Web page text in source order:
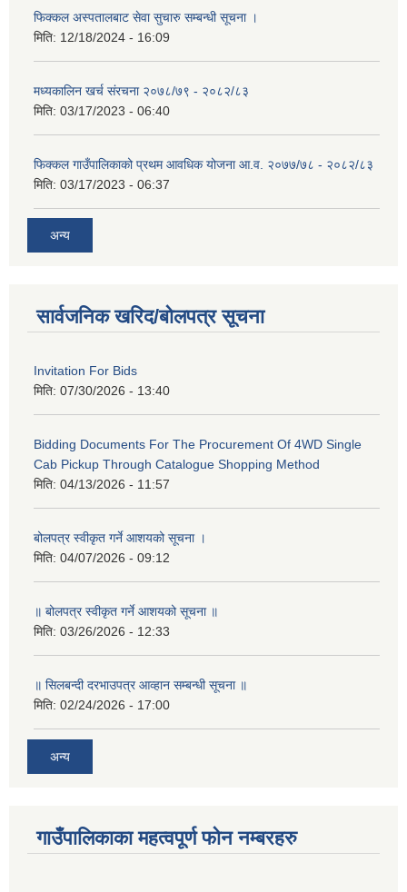
फिक्कल अस्पतालबाट सेवा सुचारु सम्बन्धी सूचना ।
मिति: 12/18/2024 - 16:09
मध्यकालिन खर्च संरचना २०७८/७९ - २०८२/८३
मिति: 03/17/2023 - 06:40
फिक्कल गाउँपालिकाको प्रथम आवधिक योजना आ.व. २०७७/७८ - २०८२/८३
मिति: 03/17/2023 - 06:37
अन्य
सार्वजनिक खरिद/बोलपत्र सूचना
Invitation For Bids
मिति: 07/30/2026 - 13:40
Bidding Documents For The Procurement Of 4WD Single
Cab Pickup Through Catalogue Shopping Method
मिति: 04/13/2026 - 11:57
बोलपत्र स्वीकृत गर्ने आशयको सूचना ।
मिति: 04/07/2026 - 09:12
॥ बोलपत्र स्वीकृत गर्ने आशयको सूचना ॥
मिति: 03/26/2026 - 12:33
॥ सिलबन्दी दरभाउपत्र आव्हान सम्बन्धी सूचना ॥
मिति: 02/24/2026 - 17:00
अन्य
गाउँपालिकाका महत्वपूर्ण फोन नम्बरहरु